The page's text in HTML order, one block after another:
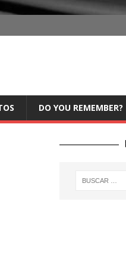
DO YOU REMEMBER?